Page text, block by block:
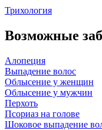
Трихология
Возможные
Алопеция
Выпадение волос
Облысение у женщин
Облысение у мужчин
Перхоть
Псориаз на голове
Шоковое выпадение